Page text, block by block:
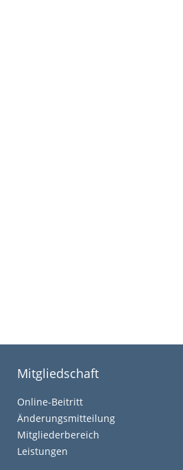
Mitgliedschaft
Online-Beitritt
Änderungsmitteilung
Mitgliederbereich
Leistungen